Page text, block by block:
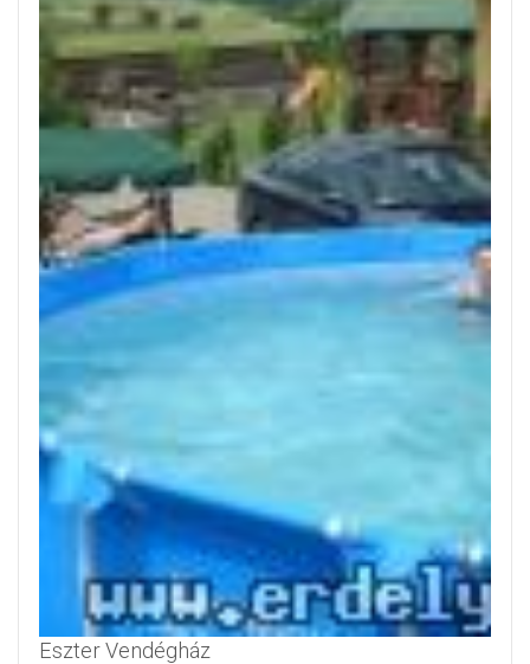
Eszter Vendégház